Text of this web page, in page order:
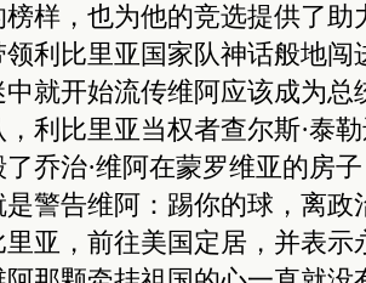
样，也为他的竞选提供了助
利比里亚国家队神话般地闯
中就开始流传维阿应该成为总
利比里亚当权者查尔斯·泰
乔治·维阿在蒙罗维亚的房
警告维阿：踢你的球，离政
亚，前往美国定居，并表示